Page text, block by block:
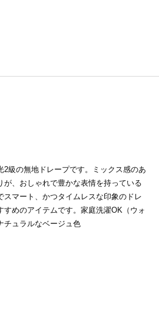
級の無地ドレープです。ミックス感のあ
、おしゃれで豊かな表情を持っている
マート、かつタイムレスな印象のドレ
めのアイテムです。家庭洗濯OK（ウォ
チュラルなベージュ色